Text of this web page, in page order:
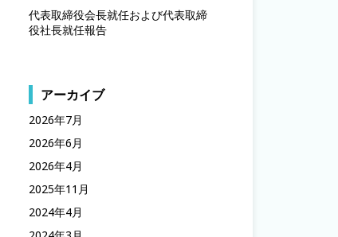
代表取締役会長就任および代表取締
役社長就任報告
アーカイブ
2026年7月
2026年6月
2026年4月
2025年11月
2024年4月